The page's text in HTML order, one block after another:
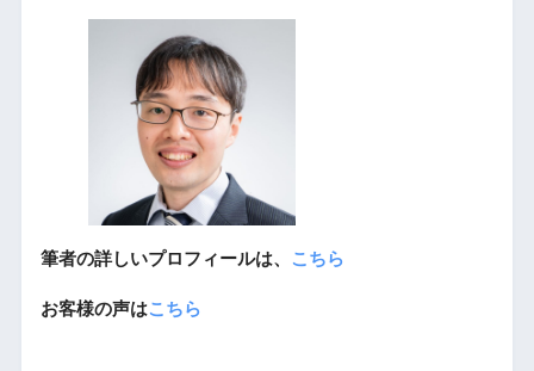
筆者の詳しいプロフィールは、 こちら
お客様の声はこちら